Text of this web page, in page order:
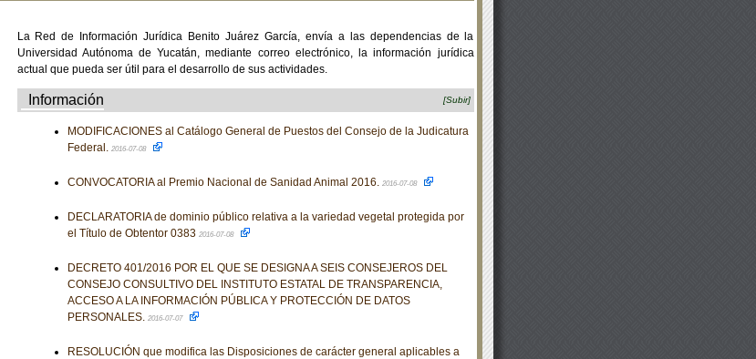
La Red de Información Jurídica Benito Juárez García, envía a las dependencias de la
Universidad Autónoma de Yucatán, mediante correo electrónico, la información jurídica
actual que pueda ser útil para el desarrollo de sus actividades.
Información [Subir]
MODIFICACIONES al Catálogo General de Puestos del Consejo de la Judicatura
Federal. 2016-07-08
CONVOCATORIA al Premio Nacional de Sanidad Animal 2016. 2016-07-08
DECLARATORIA de dominio público relativa a la variedad vegetal protegida por
el Título de Obtentor 0383 2016-07-08
DECRETO 401/2016 POR EL QUE SE DESIGNA A SEIS CONSEJEROS DEL
CONSEJO CONSULTIVO DEL INSTITUTO ESTATAL DE TRANSPARENCIA,
ACCESO A LA INFORMACIÓN PÚBLICA Y PROTECCIÓN DE DATOS
PERSONALES. 2016-07-07
RESOLUCIÓN que modifica las Disposiciones de carácter general aplicables a